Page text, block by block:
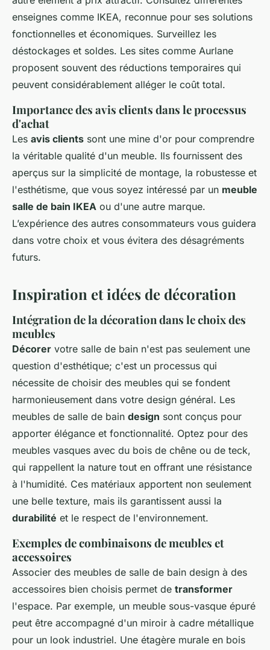
enseignes comme IKEA, reconnue pour ses solutions
fonctionnelles et économiques. Surveillez les
déstockages et soldes. Les sites comme Aurlane
proposent souvent des réductions temporaires qui
peuvent considérablement alléger le coût total.
Importance des avis clients dans le processus
d'achat
Les avis clients sont une mine d'or pour comprendre
la véritable qualité d'un meuble. Ils fournissent des
aperçus sur la simplicité de montage, la robustesse et
l'esthétisme, que vous soyez intéressé par un meuble
salle de bain IKEA ou d'une autre marque.
L’expérience des autres consommateurs vous guidera
dans votre choix et vous évitera des désagréments
futurs.
Inspiration et idées de décoration
Intégration de la décoration dans le choix des
meubles
Décorer votre salle de bain n'est pas seulement une
question d'esthétique; c'est un processus qui
nécessite de choisir des meubles qui se fondent
harmonieusement dans votre design général. Les
meubles de salle de bain design sont conçus pour
apporter élégance et fonctionnalité. Optez pour des
meubles vasques avec du bois de chêne ou de teck,
qui rappellent la nature tout en offrant une résistance
à l'humidité. Ces matériaux apportent non seulement
une belle texture, mais ils garantissent aussi la
durabilité et le respect de l'environnement.
Exemples de combinaisons de meubles et
accessoires
Associer des meubles de salle de bain design à des
accessoires bien choisis permet de transformer
l'espace. Par exemple, un meuble sous-vasque épuré
peut être accompagné d'un miroir à cadre métallique
pour un look industriel. Une étagère murale en bois